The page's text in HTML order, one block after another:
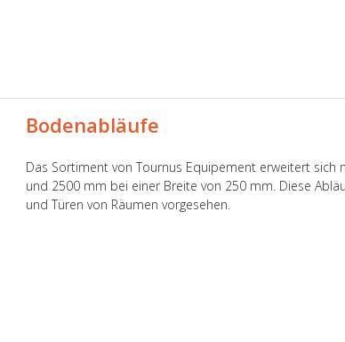
Bodenabläufe
Das Sortiment von Tournus Equipement erweitert sich
und 2500 mm bei einer Breite von 250 mm. Diese
und Türen von Räumen vorgesehen.